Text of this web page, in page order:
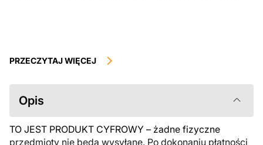
podlegają zwrotowi ani wymianie po ich pobraniu. Zalecamy
przed zakupem. Jeśli masz jakiekolwiek problemy z zamówieniem,
skontaktuj się bezpośrednio ze sprzedawcą.
PRZECZYTAJ WIĘCEJ
Opis
TO JEST PRODUKT CYFROWY – żadne fizyczne
przedmioty nie będą wysyłane. Po dokonaniu płatności